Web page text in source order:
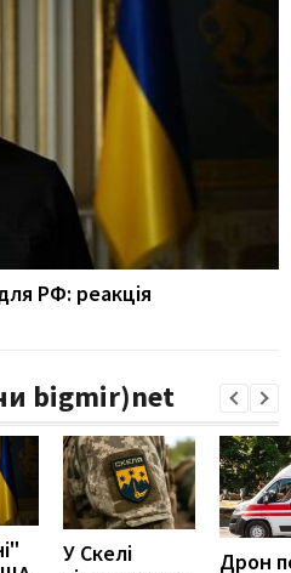
РФ: реакція
bigmir)net
У Скелі
Дрон